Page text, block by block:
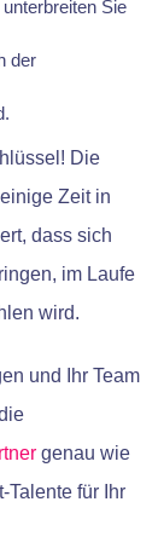
Sie
der
Die
Zeit in
dass sich
im Laufe
wird.
und Ihr Team
genau wie
für Ihr